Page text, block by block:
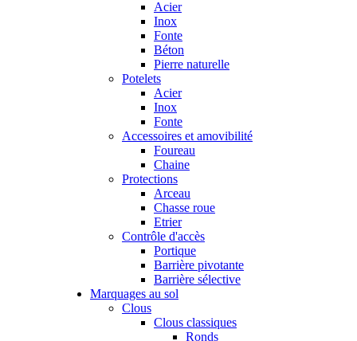
Acier
Inox
Fonte
Béton
Pierre naturelle
Potelets
Acier
Inox
Fonte
Accessoires et amovibilité
Foureau
Chaine
Protections
Arceau
Chasse roue
Etrier
Contrôle d'accès
Portique
Barrière pivotante
Barrière sélective
Marquages au sol
Clous
Clous classiques
Ronds